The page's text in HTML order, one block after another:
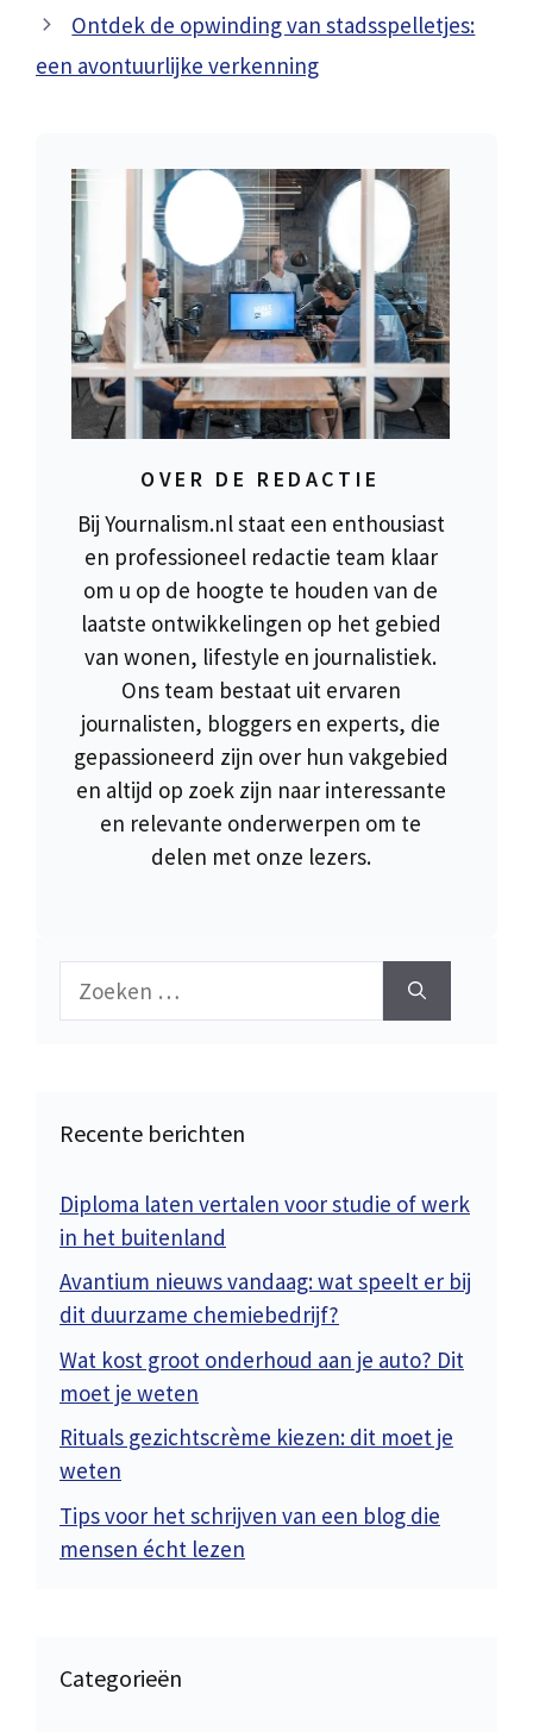
Ontdek de opwinding van stadsspelletjes:
een avontuurlijke verkenning
OVER DE REDACTIE
Bij Yournalism.nl staat een enthousiast
en professioneel redactie team klaar
om u op de hoogte te houden van de
laatste ontwikkelingen op het gebied
van wonen, lifestyle en journalistiek.
Ons team bestaat uit ervaren
journalisten, bloggers en experts, die
gepassioneerd zijn over hun vakgebied
en altijd op zoek zijn naar interessante
en relevante onderwerpen om te
delen met onze lezers.
Zoek
Recente berichten
Diploma laten vertalen voor studie of werk
in het buitenland
Avantium nieuws vandaag: wat speelt er bij
dit duurzame chemiebedrijf?
Wat kost groot onderhoud aan je auto? Dit
moet je weten
Rituals gezichtscrème kiezen: dit moet je
weten
Tips voor het schrijven van een blog die
mensen écht lezen
Categorieën